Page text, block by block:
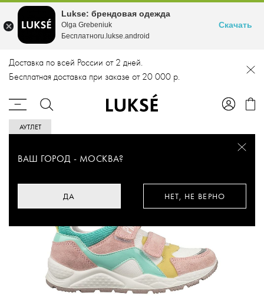
Доставка по всей России от 2 дней.
Бесплатная доставка при заказе от 20 000 р.
ВАШ ГОРОД - МОСКВА?
ДА НЕТ, НЕ ВЕРНО
АУТЛЕТ
Lukse: брендовая одежда
Olga Grebeniuk
Бесплатноru.lukse.android
Скачать